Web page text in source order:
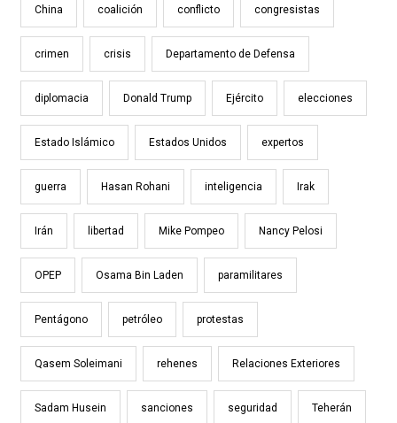
China coalición conflicto congresistas
crimen crisis Departamento de Defensa
diplomacia Donald Trump Ejército elecciones
Estado Islámico Estados Unidos expertos
guerra Hasan Rohani inteligencia Irak
Irán libertad Mike Pompeo Nancy Pelosi
OPEP Osama Bin Laden paramilitares
Pentágono petróleo protestas
Qasem Soleimani rehenes Relaciones Exteriores
Sadam Husein sanciones seguridad Teherán